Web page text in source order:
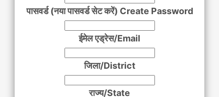
पासवर्ड (नया पासवर्ड सेट करें) Create Password
ईमेल एड्रेस/Email
जिला/District
राज्य/State